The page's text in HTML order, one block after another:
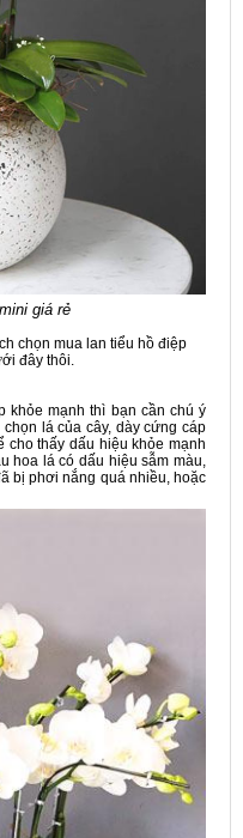
giá rẻ
chọn mua lan tiểu hồ điệp
đây thôi.
khỏe mạnh thì bạn cần chú ý
lá của cây, dày cứng cáp
cho thấy dấu hiệu khỏe mạnh
hoa lá có dấu hiệu sẫm màu,
bị phơi nắng quá nhiều, hoặc